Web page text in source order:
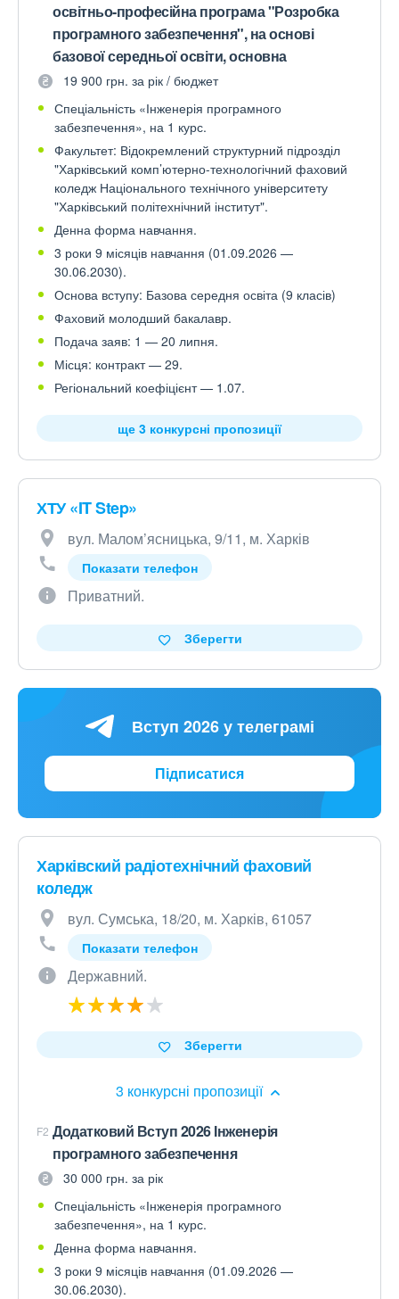
освітньо-професійна програма "Розробка
програмного забезпечення", на основі
базової середньої освіти, основна
19 900 грн. за рік / бюджет
Спеціальність «Інженерія програмного
забезпечення», на 1 курс.
Факультет: Відокремлений структурний підрозділ
"Харківський комп’ютерно-технологічний фаховий
коледж Національного технічного університету
"Харківський політехнічний інститут".
Денна форма навчання.
3 роки 9 місяців навчання (01.09.2026 —
30.06.2030).
Основа вступу: Базова середня освіта (9 класів)
Фаховий молодший бакалавр.
Подача заяв: 1 — 20 липня.
Місця: контракт — 29.
Регіональний коефіцієнт — 1.07.
ще 3 конкурсні пропозиції
ХТУ «IT Step»
вул. Малом’ясницька, 9/11, м. Харків
Показати телефон
Приватний.
Зберегти
Вступ 2026 у телеграмі
Підписатися
Харківский радіотехнічний фаховий
коледж
вул. Сумська, 18/20, м. Харків, 61057
Показати телефон
Державний.
3 конкурсні пропозиції
Зберегти
F2 Додатковий Вступ 2026 Інженерія
програмного забезпечення
30 000 грн. за рік
Спеціальність «Інженерія програмного
забезпечення», на 1 курс.
Денна форма навчання.
3 роки 9 місяців навчання (01.09.2026 —
30.06.2030).